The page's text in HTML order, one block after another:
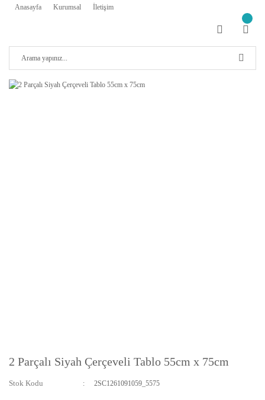
Anasayfa Kurumsal İletişim
2 Parçalı Siyah Çerçeveli Tablo 55cm x 75cm
Stok Kodu 2SC1261091059_5575